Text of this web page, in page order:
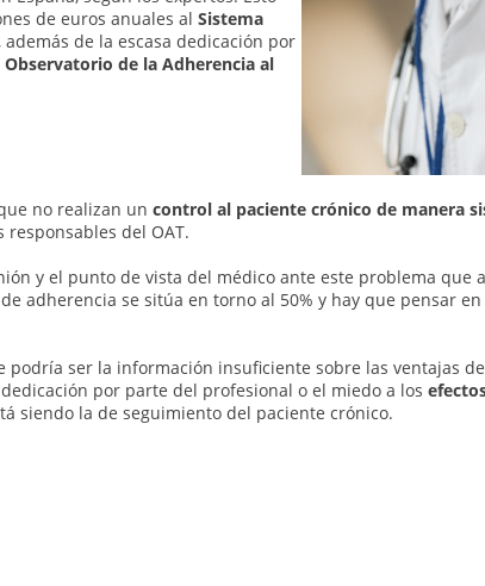
de euros anuales al Sistema
de la escasa dedicación por
Observatorio de la Adherencia al
no realizan un control al paciente crónico de manera
del OAT.
y el punto de vista del médico ante este problema que
adherencia se sitúa en torno al 50% y hay que pensar
ser la información insuficiente sobre las ventajas
por parte del profesional o el miedo a los
siendo la de seguimiento del paciente crónico.